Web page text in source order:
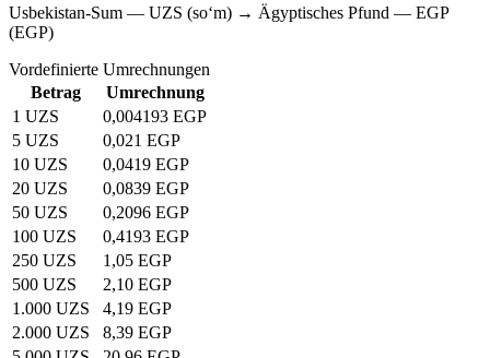
Usbekistan-Sum — UZS (soʻm) → Ägyptisches Pfund — EGP
(EGP)
Vordefinierte Umrechnungen
Betrag
Umrechnung
1 UZS
0,004193 EGP
5 UZS
0,021 EGP
10 UZS
0,0419 EGP
20 UZS
0,0839 EGP
50 UZS
0,2096 EGP
100 UZS
0,4193 EGP
250 UZS
1,05 EGP
500 UZS
2,10 EGP
1.000 UZS
4,19 EGP
2.000 UZS
8,39 EGP